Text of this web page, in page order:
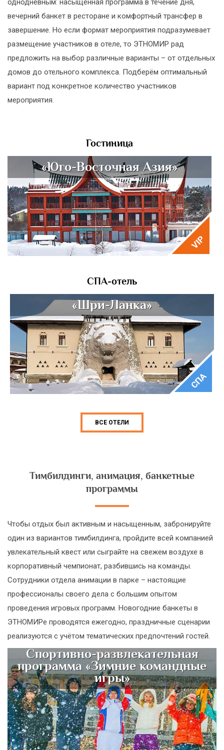
однодневным: насыщенная программа в течение дня,
вечерний банкет в ресторане и комфортный трансфер в
завершение. Но если формат мероприятия подразумевает
размещение участников в отеле, то ЭТНОМИР рад
предложить на выбор различные варианты – от отдельных
домов до отельного комплекса. Подберём оптимальный
вариант под конкретное количество участников
мероприятия.
Гостиница
«Юго-Восточная Азия»
СПА-отель
«Шри-Ланка»
ВСЕ ОТЕЛИ
Тимбилдинги, анимация, банкетные
программы
Чтобы отдых был активным и насыщенным, забронируйте
один из вариантов тимбилдинга, пройдите всей компанией
увлекательный квест или сыграйте на свежем воздухе в
корпоративный чемпионат, разбившись на команды.
Сотрудники отдела анимации в парке – настоящие
профессионалы своего дела с большим опытом
проведения игровых программ. Новогодние банкеты в
ЭТНОМИРе проводятся ежегодно, праздничные сценарии
реализуются с учётом тематических предпочтений гостей.
Спортивно-развлекательная
программа «Зимние командные
игры»